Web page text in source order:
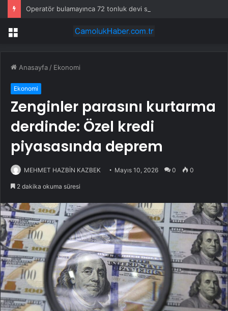
Menü
Anasayfa / Ekonomi
Ekonomi
Zenginler parasını kurtarma
derdinde: Özel kredi
piyasasında deprem
MEHMET HAZBİN KAZBEK Mayıs 10, 2026 0 0
2 dakika okuma süresi